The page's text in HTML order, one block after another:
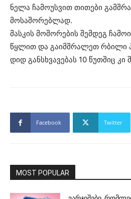
ნელა ჩამოუსვით თითები
მოსაშორებლად.
მასკის მოშორების შემდეგ
წყლით და გაიმშრალეთ რბილი
დიდ განსხვავებას 10 წუთშიც კი
Facebook Twitter
MOST POPULAR